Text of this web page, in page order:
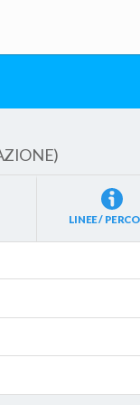
LINEE /